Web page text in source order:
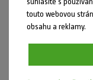
touto webovou
obsahu a reklamy.